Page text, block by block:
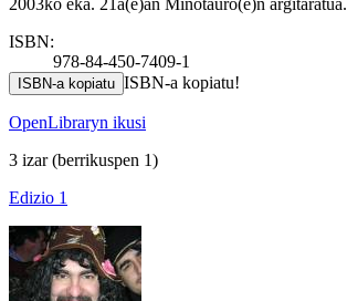
ISBN:
978-84-450-7409-1
ISBN-a kopiatu ISBN-a kopiatu!
OpenLibraryn ikusi
3 izar(berrikuspen 1)
Edizio 1